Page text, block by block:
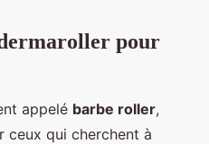
pour
appelé barbe roller,
ceux qui cherchent à